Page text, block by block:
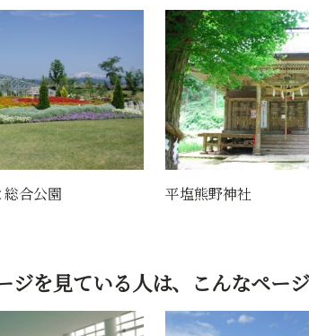
寒河江温泉
ジを見ている人は、 こんなペー